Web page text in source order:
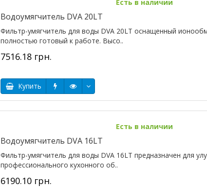
Есть в наличии
Водоумягчитель DVA 20LT
Фильтр-умягчитель для воды DVA 20LT оснащенный
полностью готовый к работе. Высо..
7516.18 грн.
Купить
Есть в наличии
Водоумягчитель DVA 16LT
Фильтр-умягчитель для воды DVA 16LT предназначен для
профессионального кухонного об..
6190.10 грн.